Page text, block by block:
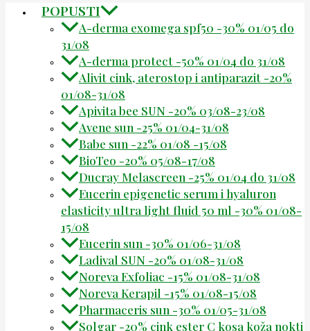
POPUSTI
A-derma exomega spf50 -30% 01/05 do
31/08
A-derma protect -50% 01/04 do 31/08
Alivit cink, aterostop i antiparazit -20%
01/08-31/08
Apivita bee SUN -20% 03/08-23/08
Avene sun -25% 01/04-31/08
Babe sun -22% 01/08 -15/08
BioTeo -20% 05/08-17/08
Ducray Melascreen -25% 01/04 do 31/08
Eucerin epigenetic serum i hyaluron
elasticity ultra light fluid 50 ml -30% 01/08-
15/08
Eucerin sun -30% 01/06-31/08
Ladival SUN -20% 01/08-31/08
Noreva Exfoliac -15% 01/08-31/08
Noreva Kerapil -15% 01/08-15/08
Pharmaceris sun -30% 01/05-31/08
Solgar -20% cink ester C kosa koža nokti